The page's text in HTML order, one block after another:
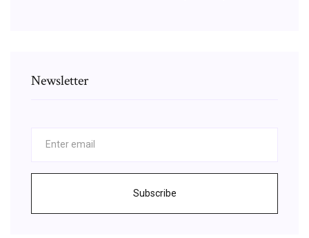
Newsletter
Subscribe